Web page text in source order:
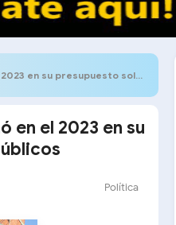
solo el 6% a los servicios públicos
en el 2023 en su
Política